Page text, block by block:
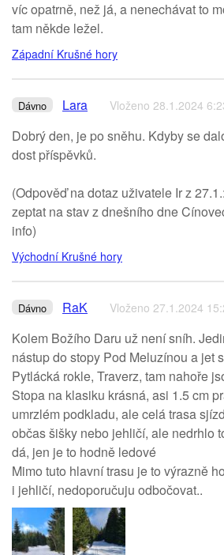
víc opatrně, než já, a nenechávat to
tam někde ležel.
Západní Krušné hory
Dávno Lara Vloženo 28.1.2024
Dobrý den, je po sněhu. Kdyby se
dost příspěvků.
(Odpověď na dotaz uživatele Ir z
zeptat na stav z dnešního dne
info)
Východní Krušné hory
Dávno RaK Vloženo 27.1.2024
Kolem Božího Daru už není sníh.
nástup do stopy Pod Meluzínou a jet
Pytlácká rokle, Traverz, tam nahoře
Stopa na klasiku krásná, asi 1.5 cm
umrzlém podkladu, ale celá trasa
občas šišky nebo jehličí, ale nedrhlo
dá, jen je to hodně ledové
Mimo tuto hlavní trasu je to výrazně
i jehličí, nedoporučuju odbočovat..